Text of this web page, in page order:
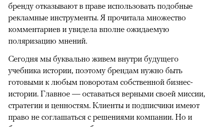
бренду отказывают в праве использовать подобные
рекламные инструменты. Я прочитала множество
комментариев и увидела вполне ожидаемую
поляризацию мнений.
Сегодня мы буквально живем внутри будущего
учебника истории, поэтому брендам нужно быть
готовыми к любым поворотам собственной бизнес-
истории. Главное — оставаться верными своей миссии,
стратегии и ценностям. Клиенты и подписчики имеют
право не соглашаться с решениями компании. Но и